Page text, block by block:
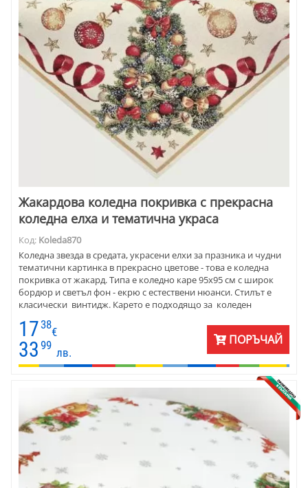
Жакардова коледна покривка с прекрасна
коледна елха и тематична украса
Код: Koleda870
Коледна звезда в средата, украсени елхи за празника и чудни
тематични картинка в прекрасно цветове - това е коледна
покривка от жакард. Типа е коледно каре 95х95 см с широк
бордюр и светъл фон - екрю с естествени нюанси. Стилът е
класически винтидж. Карето е подходящо за коледен
17 38
€
33 99
лв.
ПОРЪЧАЙ